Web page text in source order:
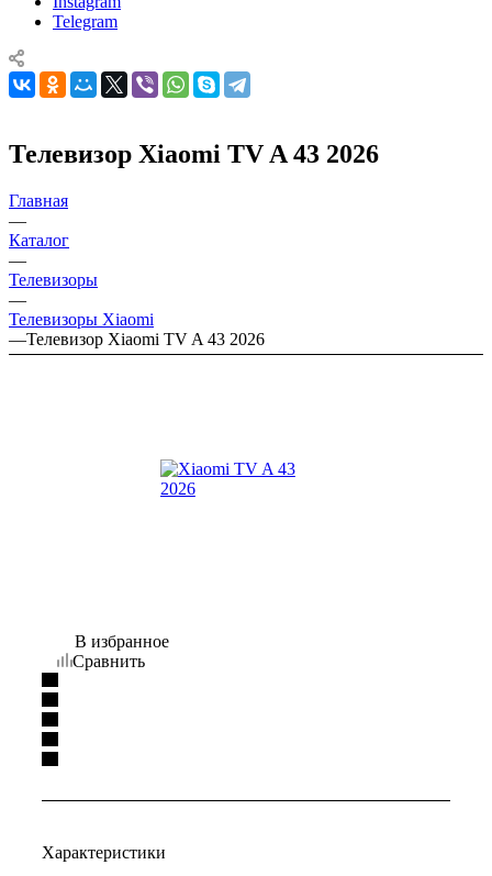
Telegram
Телевизор Xiaomi TV A 43 2026
Главная
—
Каталог
—
Телевизоры
—
Телевизоры Xiaomi
—Телевизор Xiaomi TV A 43 2026
В избранное
Сравнить
Характеристики